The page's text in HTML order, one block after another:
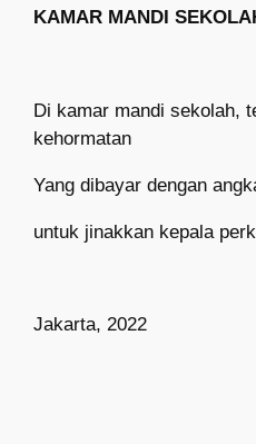
KAMAR MANDI
Di kamar mandi sekolah,
kehormatan
Yang dibayar dengan
untuk jinakkan kepala
Jakarta, 2022